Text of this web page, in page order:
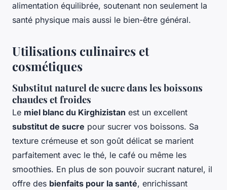
alimentation équilibrée, soutenant non seulement la
santé physique mais aussi le bien-être général.
Utilisations culinaires et
cosmétiques
Substitut naturel de sucre dans les boissons
chaudes et froides
Le miel blanc du Kirghizistan est un excellent
substitut de sucre pour sucrer vos boissons. Sa
texture crémeuse et son goût délicat se marient
parfaitement avec le thé, le café ou même les
smoothies. En plus de son pouvoir sucrant naturel, il
offre des bienfaits pour la santé, enrichissant